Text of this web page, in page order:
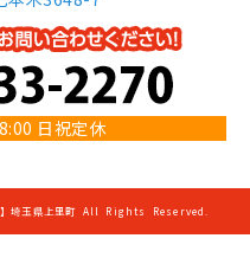
日祝定休
埼玉県上里町 All Rights Reserved.